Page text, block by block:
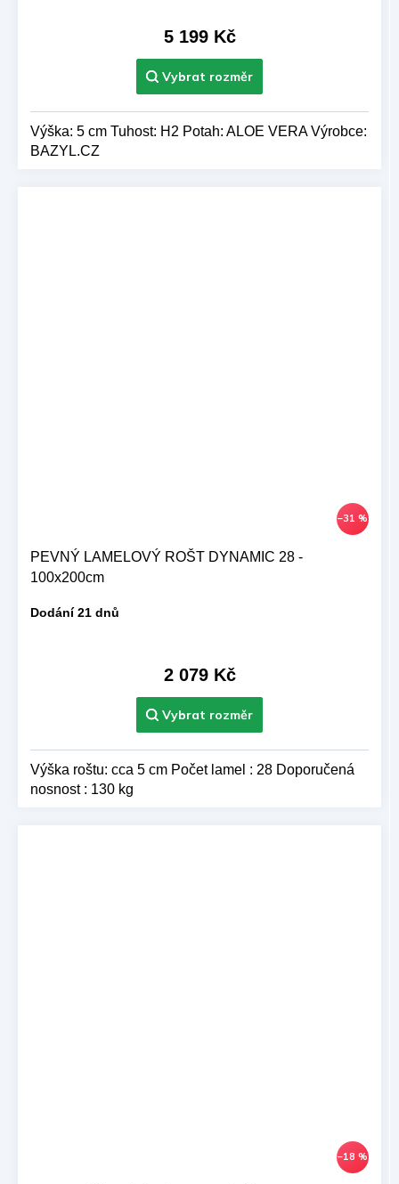
5 199 Kč
Výška: 5 cm Tuhost: H2 Potah: ALOE VERA Výrobce:
BAZYL.CZ
–31 %
PEVNÝ LAMELOVÝ ROŠT DYNAMIC 28 -
100x200cm
Dodání 21 dnů
2 079 Kč
Výška roštu: cca 5 cm Počet lamel : 28 Doporučená
nosnost : 130 kg
–18 %